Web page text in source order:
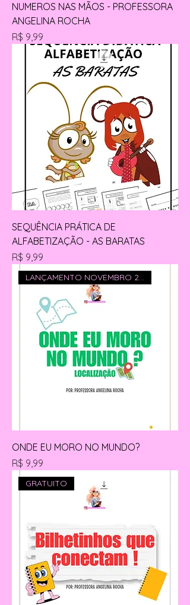
NUMEROS NAS MÃOS - PROFESSORA
ANGELINA ROCHA
Preço
R$ 9,99
SEQUÊNCIA PRÁTICA DE
ALFABETIZAÇÃO - AS BARATAS
Preço
R$ 9,99
LANÇAMENTO NOVEMBRO 2025
ONDE EU MORO NO MUNDO?
Preço
R$ 9,99
GRATUITO